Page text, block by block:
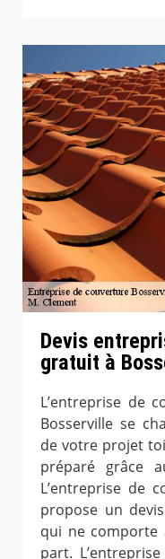
Devis
gratuit à
L’entreprise de
Bosserville se
de votre projet
préparé grâce
L’entreprise de
propose un
qui ne comporte
part.